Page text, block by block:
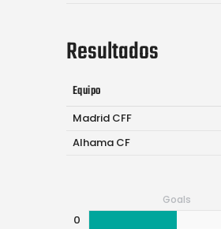
Resultados
Equipo
Madrid CFF
Alhama CF
Goals
0